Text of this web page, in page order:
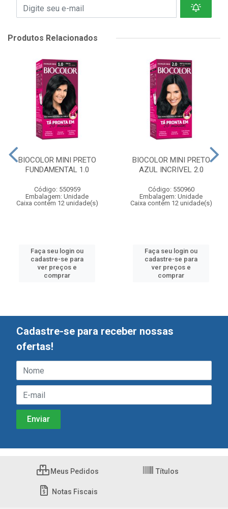
Produtos Relacionados
BIOCOLOR MINI PRETO
FUNDAMENTAL 1.0
Código: 550959
Embalagem: Unidade
Caixa contém 12 unidade(s)
Faça seu login ou
cadastre-se para
ver preços e
comprar
BIOCOLOR MINI PRETO
AZUL INCRIVEL 2.0
Código: 550960
Embalagem: Unidade
Caixa contém 12 unidade(s)
Faça seu login ou
cadastre-se para
ver preços e
comprar
Cadastre-se para receber nossas
ofertas!
Meus Pedidos Títulos
Notas Fiscais